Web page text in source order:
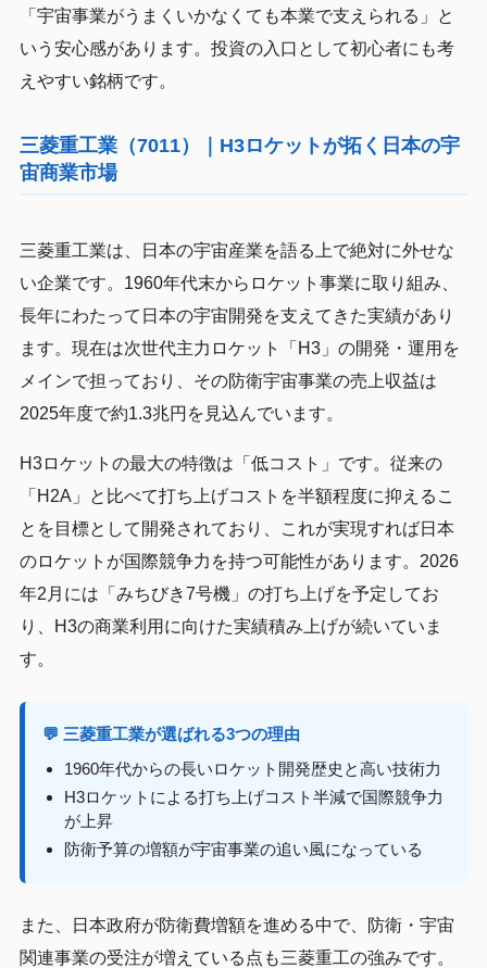
「宇宙事業がうまくいかなくても本業で支えられる」と
いう安心感があります。投資の入口として初心者にも考
えやすい銘柄です。
三菱重工業（7011）｜H3ロケットが拓く日本の宇
宙商業市場
三菱重工業は、日本の宇宙産業を語る上で絶対に外せな
い企業です。1960年代末からロケット事業に取り組み、
長年にわたって日本の宇宙開発を支えてきた実績があり
ます。現在は次世代主力ロケット「H3」の開発・運用を
メインで担っており、その防衛宇宙事業の売上収益は
2025年度で約1.3兆円を見込んでいます。
H3ロケットの最大の特徴は「低コスト」です。従来の
「H2A」と比べて打ち上げコストを半額程度に抑えるこ
とを目標として開発されており、これが実現すれば日本
のロケットが国際競争力を持つ可能性があります。2026
年2月には「みちびき7号機」の打ち上げを予定してお
り、H3の商業利用に向けた実績積み上げが続いていま
す。
💬 三菱重工業が選ばれる3つの理由
1960年代からの長いロケット開発歴史と高い技術力
H3ロケットによる打ち上げコスト半減で国際競争力
が上昇
防衛予算の増額が宇宙事業の追い風になっている
また、日本政府が防衛費増額を進める中で、防衛・宇宙
関連事業の受注が増えている点も三菱重工の強みです。